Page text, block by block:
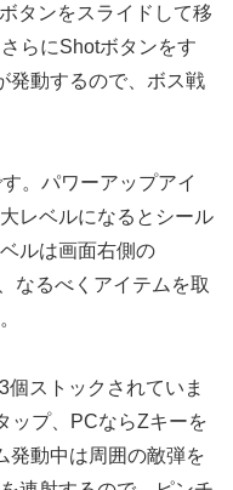
タンをスライドして移
らにShotボタンをす
発動するので、ボス戦
。パワーアップアイ
レベルになるとシール
ルは画面右側の
なるべくアイテムを取
ストックされていま
ップ、PCならZキーを
発動中は周囲の敵弾を